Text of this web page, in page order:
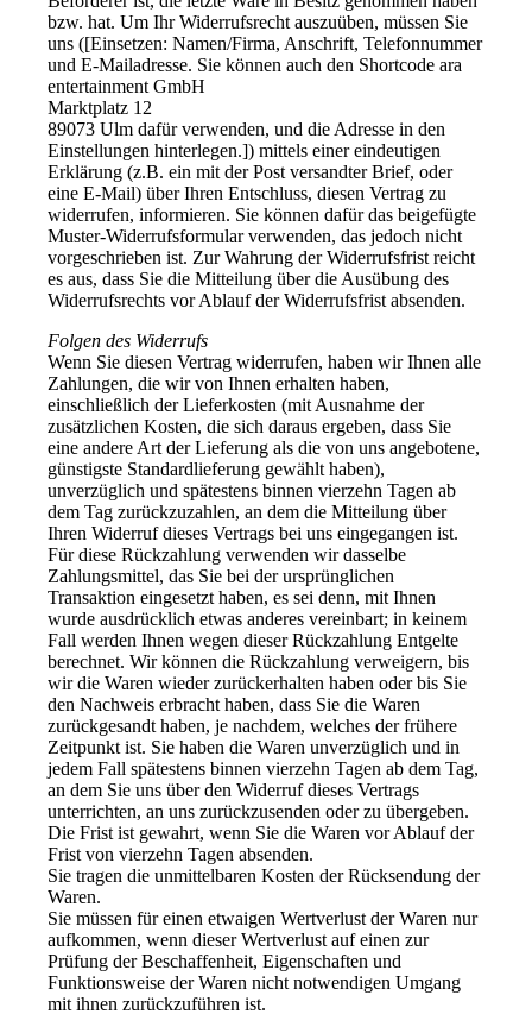
bzw. hat. Um Ihr Widerrufsrecht auszuüben, müssen Sie
uns ([Einsetzen: Namen/Firma, Anschrift, Telefonnummer
und E-Mailadresse. Sie können auch den Shortcode ara
entertainment GmbH
Marktplatz 12
89073 Ulm dafür verwenden, und die Adresse in den
Einstellungen hinterlegen.]) mittels einer eindeutigen
Erklärung (z.B. ein mit der Post versandter Brief, oder
eine E-Mail) über Ihren Entschluss, diesen Vertrag zu
widerrufen, informieren. Sie können dafür das beigefügte
Muster-Widerrufsformular verwenden, das jedoch nicht
vorgeschrieben ist. Zur Wahrung der Widerrufsfrist reicht
es aus, dass Sie die Mitteilung über die Ausübung des
Widerrufsrechts vor Ablauf der Widerrufsfrist absenden.
Folgen des Widerrufs
Wenn Sie diesen Vertrag widerrufen, haben wir Ihnen alle
Zahlungen, die wir von Ihnen erhalten haben,
einschließlich der Lieferkosten (mit Ausnahme der
zusätzlichen Kosten, die sich daraus ergeben, dass Sie
eine andere Art der Lieferung als die von uns angebotene,
günstigste Standardlieferung gewählt haben),
unverzüglich und spätestens binnen vierzehn Tagen ab
dem Tag zurückzuzahlen, an dem die Mitteilung über
Ihren Widerruf dieses Vertrags bei uns eingegangen ist.
Für diese Rückzahlung verwenden wir dasselbe
Zahlungsmittel, das Sie bei der ursprünglichen
Transaktion eingesetzt haben, es sei denn, mit Ihnen
wurde ausdrücklich etwas anderes vereinbart; in keinem
Fall werden Ihnen wegen dieser Rückzahlung Entgelte
berechnet. Wir können die Rückzahlung verweigern, bis
wir die Waren wieder zurückerhalten haben oder bis Sie
den Nachweis erbracht haben, dass Sie die Waren
zurückgesandt haben, je nachdem, welches der frühere
Zeitpunkt ist. Sie haben die Waren unverzüglich und in
jedem Fall spätestens binnen vierzehn Tagen ab dem Tag,
an dem Sie uns über den Widerruf dieses Vertrags
unterrichten, an uns zurückzusenden oder zu übergeben.
Die Frist ist gewahrt, wenn Sie die Waren vor Ablauf der
Frist von vierzehn Tagen absenden.
Sie tragen die unmittelbaren Kosten der Rücksendung der
Waren.
Sie müssen für einen etwaigen Wertverlust der Waren nur
aufkommen, wenn dieser Wertverlust auf einen zur
Prüfung der Beschaffenheit, Eigenschaften und
Funktionsweise der Waren nicht notwendigen Umgang
mit ihnen zurückzuführen ist.